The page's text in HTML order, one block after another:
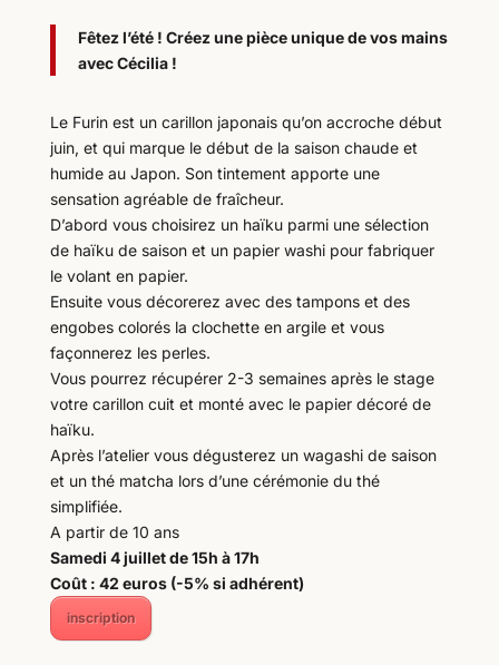
Fêtez l’été ! Créez une pièce unique de vos mains
avec Cécilia !
Le Furin est un carillon japonais qu’on accroche début
juin, et qui marque le début de la saison chaude et
humide au Japon. Son tintement apporte une
sensation agréable de fraîcheur.
D’abord vous choisirez un haïku parmi une sélection
de haïku de saison et un papier washi pour fabriquer
le volant en papier.
Ensuite vous décorerez avec des tampons et des
engobes colorés la clochette en argile et vous
façonnerez les perles.
Vous pourrez récupérer 2-3 semaines après le stage
votre carillon cuit et monté avec le papier décoré de
haïku.
Après l’atelier vous dégusterez un wagashi de saison
et un thé matcha lors d’une cérémonie du thé
simplifiée.
A partir de 10 ans
Samedi 4 juillet de 15h à 17h
Coût : 42 euros (-5% si adhérent)
inscription